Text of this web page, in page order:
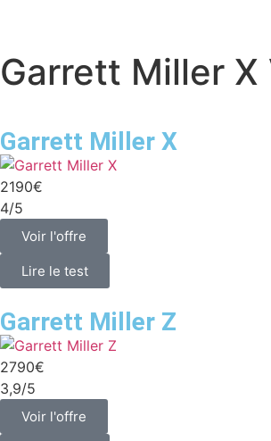
Garrett Miller X
Garrett Miller X
2190€
4/5
Voir l'offre
Lire le test
Garrett Miller Z
2790€
3,9/5
Voir l'offre